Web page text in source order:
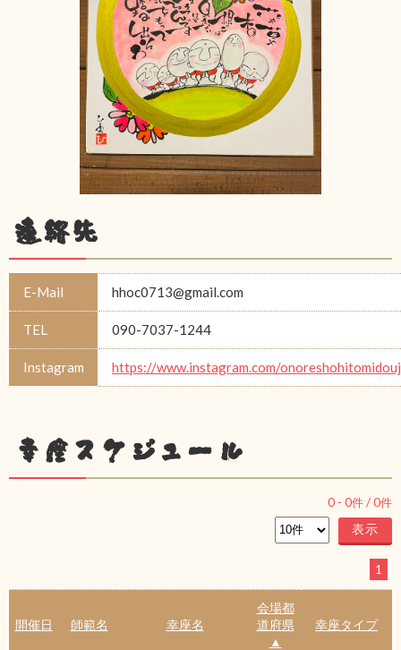
連絡先
E-Mail hhoc0713@gmail.com
TEL 090-7037-1244
Instagram https://www.instagram.com/
幸座スケジュール
0 - 0件 /0件
1
開催日 師範名 幸座名
会場都
道府県
▲
幸座タイプ